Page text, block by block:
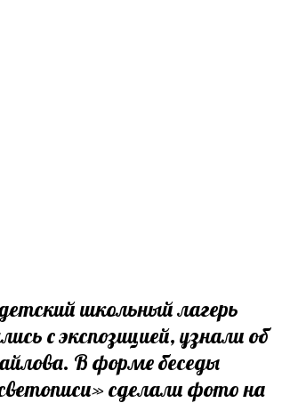
школьный лагерь
с экспозицией, узнали об
В форме беседы
сделали фото на